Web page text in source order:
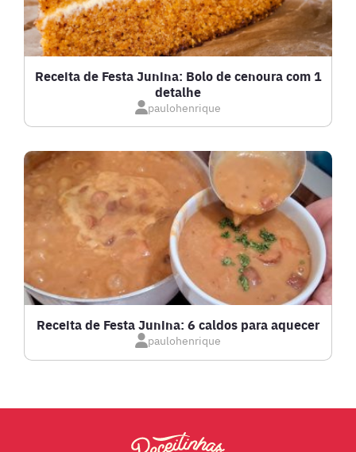
FRUTOS DO MAR
GRATINADOS
LANCHES
LASANHAS
LOW CARB
MASSAS E PASTAS
Receita de Festa Junina: Bolo de cenoura com 1
detalhe
paulohenrique
Receita de Festa Junina: 6 caldos para aquecer
paulohenrique